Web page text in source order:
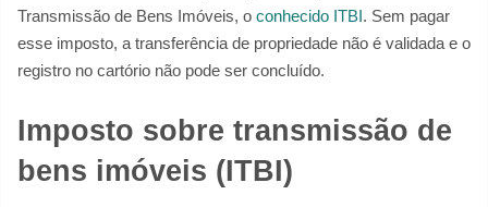
Transmissão de Bens Imóveis, o conhecido ITBI. Sem pagar
esse imposto, a transferência de propriedade não é validada e o
registro no cartório não pode ser concluído.
Imposto sobre transmissão de
bens imóveis (ITBI)